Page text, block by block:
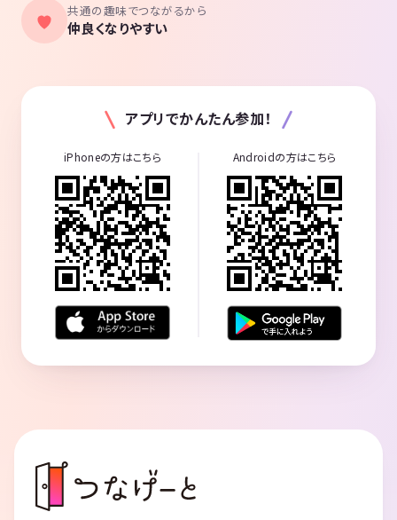
共通の趣味でつながるから
仲良くなりやすい
アプリでかんたん参加！
iPhoneの方はこちら Androidの方はこちら